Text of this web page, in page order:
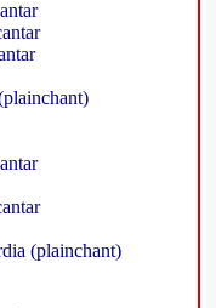
(plainchant)